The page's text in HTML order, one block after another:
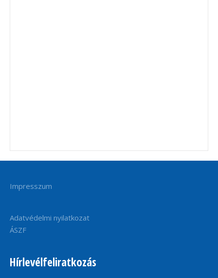
Impresszum
Adatvédelmi nyilatkozat
ÁSZF
Hírlevélfeliratkozás